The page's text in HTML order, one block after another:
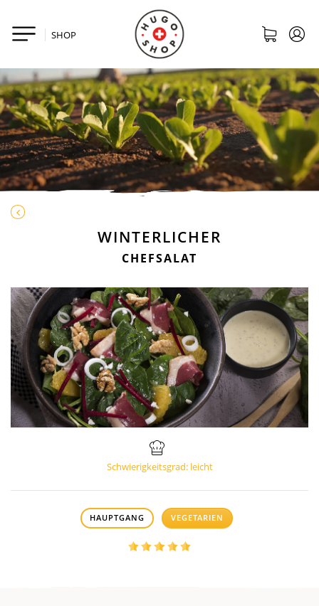
SHOP
WINTERLICHER
CHEFSALAT
Schwierigkeitsgrad: leicht
HAUPTGANG VEGETARIEN